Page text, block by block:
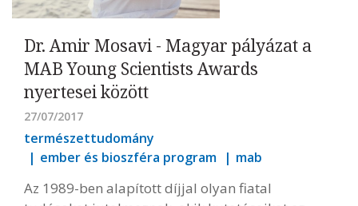
Dr. Amir Mosavi - Magyar pályázat a
MAB Young Scientists Awards
nyertesei között
27/07/2017
természettudomány
ember és bioszféra program
mab
Az 1989-ben alapított díjjal olyan fiatal